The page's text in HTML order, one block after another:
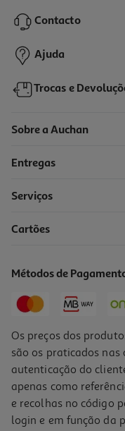
19,50 €
Contacto
Ajuda
Trocas e
Sobre a Auchan
Entregas
Serviços
Cartões
Métodos de
Os preços dos
são os praticados
autenticação do
apenas como
e recolhas no código
login e em função da